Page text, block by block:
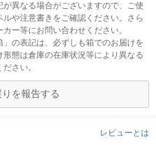
異なる場合がございますので、ご使
や注意書きをご確認ください。さら
ー等にお問い合わせください。
の表記は、必ずしも箱でのお届けを
態は倉庫の在庫状況等により異なる
さい。
を報告する
レビューとは